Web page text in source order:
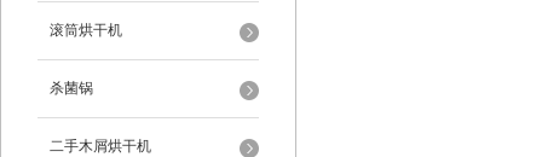
滚筒烘干机
杀菌锅
二手木屑烘干机